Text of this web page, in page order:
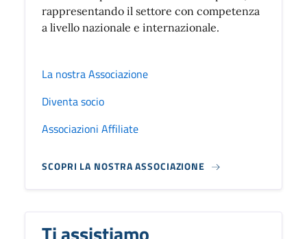
rappresentando il settore con competenza
a livello nazionale e internazionale.
La nostra Associazione
Diventa socio
Associazioni Affiliate
SCOPRI LA NOSTRA ASSOCIAZIONE